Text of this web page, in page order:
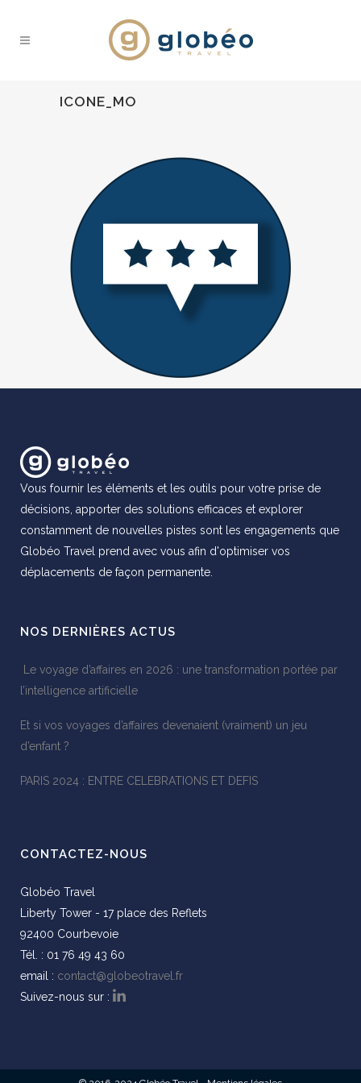
ICONE_MO
Vous fournir les éléments et les outils pour votre prise de
décisions, apporter des solutions efficaces et explorer
constamment de nouvelles pistes sont les engagements que
Globéo Travel prend avec vous afin d'optimiser vos
déplacements de façon permanente.
NOS DERNIÈRES ACTUS
Le voyage d’affaires en 2026 : une transformation portée par
l’intelligence artificielle
Et si vos voyages d’affaires devenaient (vraiment) un jeu
d’enfant ?
PARIS 2024 : ENTRE CELEBRATIONS ET DEFIS
CONTACTEZ-NOUS
Globéo Travel
Liberty Tower - 17 place des Reflets
92400 Courbevoie
Tél. : 01 76 49 43 60
email : contact@globeotravel.fr
Suivez-nous sur :